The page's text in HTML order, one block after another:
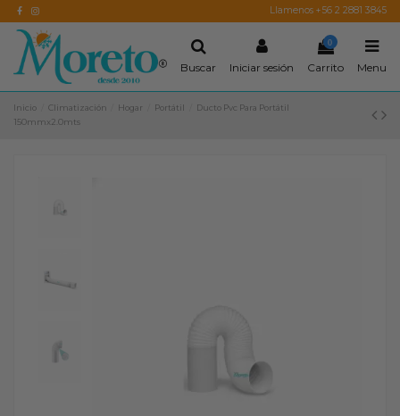
Llamenos +56 2 2881 3845
Buscar Iniciar sesión
0
Carrito Menu
Inicio Climatización Hogar Portátil
Ducto Pvc Para Portátil
150mmx2.0mts